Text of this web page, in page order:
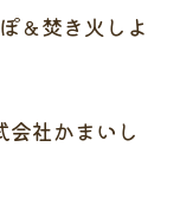
＆焚き火しよ
まいし